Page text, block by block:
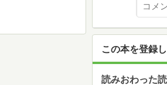
この本を登録
読みおわった